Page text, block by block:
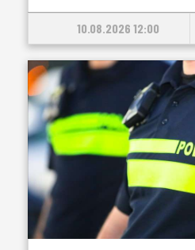
10.08.2026 12:00